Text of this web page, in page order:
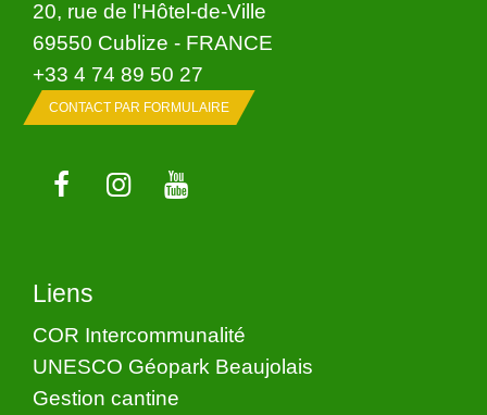
20, rue de l'Hôtel-de-Ville
69550 Cublize - FRANCE
+33 4 74 89 50 27
CONTACT PAR FORMULAIRE
Liens
COR Intercommunalité
UNESCO Géopark Beaujolais
Gestion cantine